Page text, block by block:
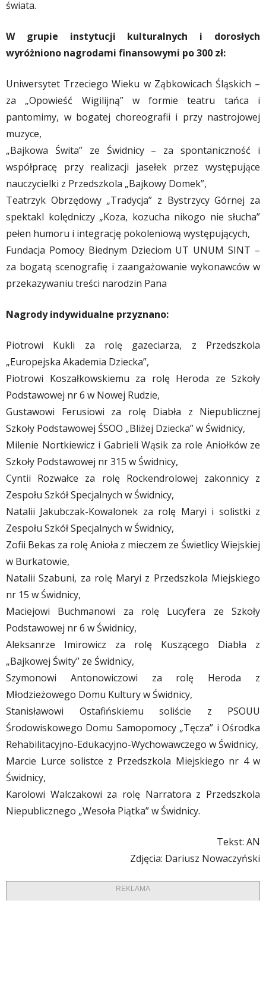
świata.
W grupie instytucji kulturalnych i dorosłych
wyróżniono nagrodami finansowymi po 300 zł:
Uniwersytet Trzeciego Wieku w Ząbkowicach Śląskich –
za „Opowieść Wigilijną” w formie teatru tańca i
pantomimy, w bogatej choreografii i przy nastrojowej
muzyce,
„Bajkowa Świta” ze Świdnicy – za spontaniczność i
współpracę przy realizacji jasełek przez występujące
nauczycielki z Przedszkola „Bajkowy Domek”,
Teatrzyk Obrzędowy „Tradycja” z Bystrzycy Górnej za
spektakl kolędniczy „Koza, kozucha nikogo nie słucha”
pełen humoru i integrację pokoleniową występujących,
Fundacja Pomocy Biednym Dzieciom UT UNUM SINT –
za bogatą scenografię i zaangażowanie wykonawców w
przekazywaniu treści narodzin Pana
Nagrody indywidualne przyznano:
Piotrowi Kukli za rolę gazeciarza, z Przedszkola
„Europejska Akademia Dziecka”,
Piotrowi Koszałkowskiemu za rolę Heroda ze Szkoły
Podstawowej nr 6 w Nowej Rudzie,
Gustawowi Ferusiowi za rolę Diabła z Niepublicznej
Szkoły Podstawowej ŚSOO „Bliżej Dziecka” w Świdnicy,
Milenie Nortkiewicz i Gabrieli Wąsik za role Aniołków ze
Szkoły Podstawowej nr 315 w Świdnicy,
Cyntii Rozwałce za rolę Rockendrolowej zakonnicy z
Zespołu Szkół Specjalnych w Świdnicy,
Natalii Jakubczak-Kowalonek za rolę Maryi i solistki z
Zespołu Szkół Specjalnych w Świdnicy,
Zofii Bekas za rolę Anioła z mieczem ze Świetlicy Wiejskiej
w Burkatowie,
Natalii Szabuni, za rolę Maryi z Przedszkola Miejskiego
nr 15 w Świdnicy,
Maciejowi Buchmanowi za rolę Lucyfera ze Szkoły
Podstawowej nr 6 w Świdnicy,
Aleksanrze Imirowicz za rolę Kuszącego Diabła z
„Bajkowej Świty” ze Świdnicy,
Szymonowi Antonowiczowi za rolę Heroda z
Młodzieżowego Domu Kultury w Świdnicy,
Stanisławowi Ostafińskiemu soliście z PSOUU
Środowiskowego Domu Samopomocy „Tęcza” i Ośrodka
Rehabilitacyjno-Edukacyjno-Wychowawczego w Świdnicy,
Marcie Lurce solistce z Przedszkola Miejskiego nr 4 w
Świdnicy,
Karolowi Walczakowi za rolę Narratora z Przedszkola
Niepublicznego „Wesoła Piątka” w Świdnicy.
Tekst: AN
Zdjęcia: Dariusz Nowaczyński
REKLAMA